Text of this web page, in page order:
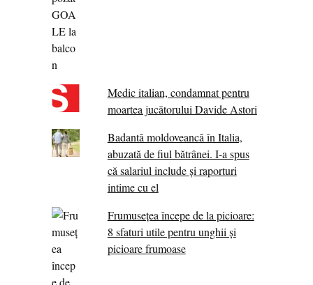
Medic italian, condamnat pentru
moartea jucătorului Davide Astori
Badantă moldoveancă în Italia,
abuzată de fiul bătrânei. I-a spus
că salariul include și raporturi
intime cu el
Frumusețea începe de la picioare:
8 sfaturi utile pentru unghii și
picioare frumoase